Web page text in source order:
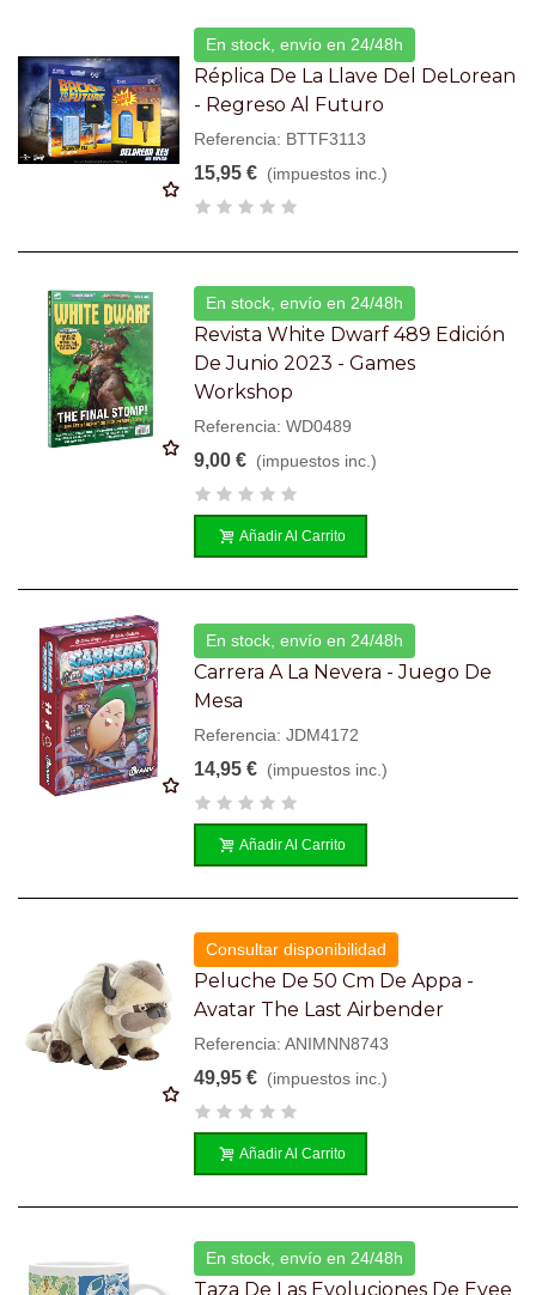
En stock, envío en 24/48h
Réplica De La Llave Del DeLorean
- Regreso Al Futuro
Referencia: BTTF3113
15,95 € (impuestos inc.)
En stock, envío en 24/48h
Revista White Dwarf 489 Edición
De Junio 2023 - Games
Workshop
Referencia: WD0489
9,00 € (impuestos inc.)
Añadir Al Carrito
En stock, envío en 24/48h
Carrera A La Nevera - Juego De
Mesa
Referencia: JDM4172
14,95 € (impuestos inc.)
Añadir Al Carrito
Consultar disponibilidad
Peluche De 50 Cm De Appa -
Avatar The Last Airbender
Referencia: ANIMNN8743
49,95 € (impuestos inc.)
Añadir Al Carrito
En stock, envío en 24/48h
Taza De Las Evoluciones De Evee